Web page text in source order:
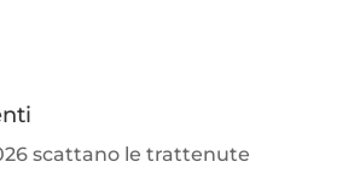
scattano le trattenute